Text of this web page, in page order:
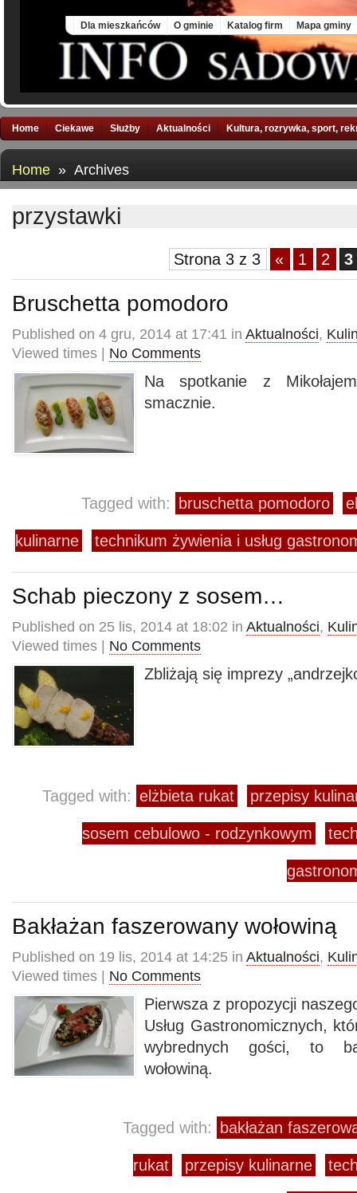
Dla mieszkańców O gminie Katalog firm Mapa gminy
Home Ciekawe Służby Aktualności Kultura, rozrywka, sport,
Home » Archives
przystawki
Strona 3 z 3 « 1 2 3
Bruschetta pomodoro
Published on 4 gru, 2014 at 17:41 in Aktualności,
Viewed times | No Comments
Na spotkanie z
smacznie.
Tagged with: bruschetta pomodoro
kulinarne technikum żywienia i usług
Schab pieczony z sosem…
Published on 25 lis, 2014 at 18:02 in Aktualności,
Viewed times | No Comments
Zbliżają się imprezy
Tagged with: elżbieta rukat przepisy
sosem cebulowo - rodzynkowym
Bakłażan faszerowany wołowiną
Published on 19 lis, 2014 at 14:25 in Aktualności,
Viewed times | No Comments
Pierwsza z propozycji
Usług Gastronomicznych,
wybrednych gości, to
wołowiną.
Tagged with: bakłażan
rukat przepisy kulinarne